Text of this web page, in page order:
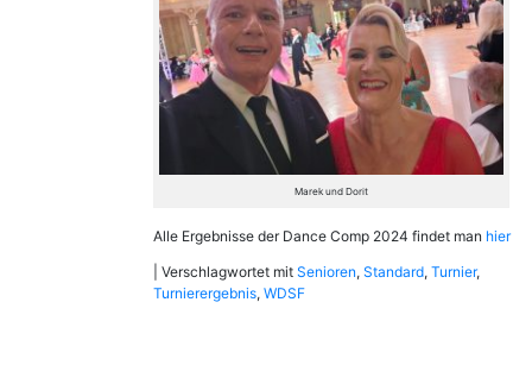
Marek und Dorit
Alle Ergebnisse der Dance Comp 2024 findet man hier
Verschlagwortet mit Senioren, Standard, Turnier,
Turnierergebnis, WDSF